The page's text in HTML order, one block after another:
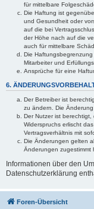
für mittelbare
Die Haftung ist
und Gesundheit oder
auf die bei
der Höhe nach auf die
auch für mittelbare
Die
Mitarbeiter und
Ansprüche für eine
6.
Der Betreiber ist
zu ändern. Die Änderung
Der Nutzer ist
Widerspruchs erlischt
Vertragsverhältnis mit
Die Änderungen gelten
Änderungen zugestimmt
Informationen über den
Datenschutzerklärung
Foren-Übersicht